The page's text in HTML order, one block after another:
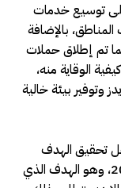
على توسيع خدمات
بالإضافة
كما تم إطلاق حملات
الوقاية منه،
وتوفير بيئة خالية
تحقيق الهدف
الأسمى في القضاء على الإيدز بحلول عام 2030، وهو الهدف الذي